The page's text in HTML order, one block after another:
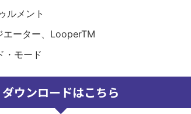
ルメント
エーター、LooperTM
・モード
ダウンロードはこちら